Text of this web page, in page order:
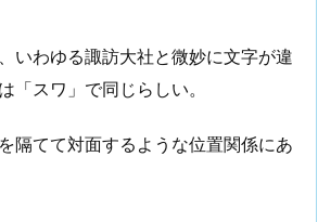
いわゆる諏訪大社と微妙に文字が違
「スワ」で同じらしい。
隔てて対面するような位置関係にあ